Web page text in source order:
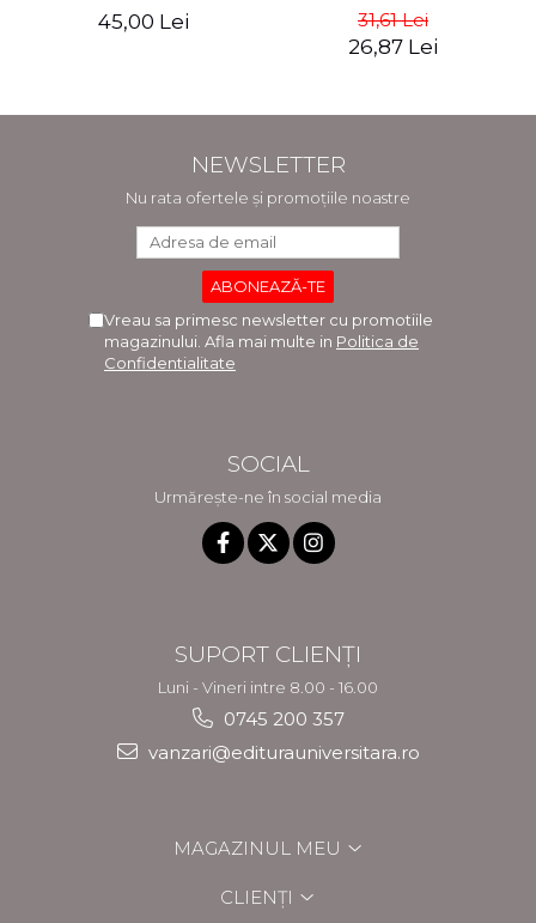
45,00 Lei 31,61 Lei
26,87 Lei
NEWSLETTER
Nu rata ofertele și promoțiile noastre
Vreau sa primesc newsletter cu promotiile
magazinului. Afla mai multe in Politica de
Confidentialitate
SOCIAL
Urmărește-ne în social media
SUPORT CLIENȚI
Luni - Vineri intre 8.00 - 16.00
0745 200 357
vanzari@editurauniversitara.ro
MAGAZINUL MEU
CLIENȚI